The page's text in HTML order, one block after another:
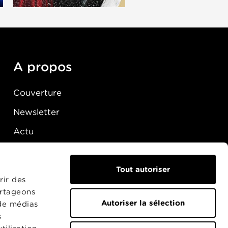
des
médias
Tout autoriser
Autoriser la sélection
A propos
Couverture
Newsletter
Actu